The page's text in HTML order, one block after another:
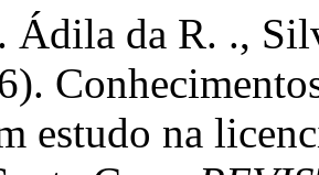
Ádila da R. .,
estudo na